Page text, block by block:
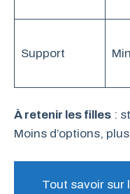
Support
À retenir les filles :
Moins d’options,
Tout savoir sur